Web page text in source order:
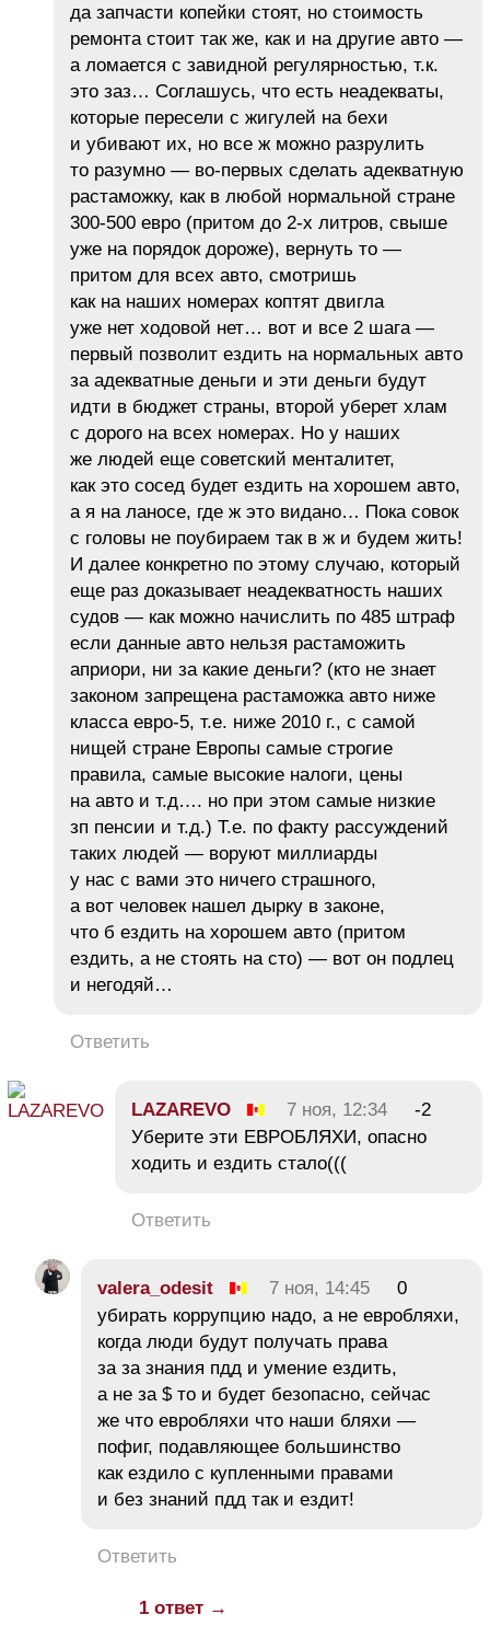
да запчасти копейки стоят, но стоимость
ремонта стоит так же, как и на другие авто —
а ломается с завидной регулярностью, т.к.
это заз… Соглашусь, что есть неадекваты,
которые пересели с жигулей на бехи
и убивают их, но все ж можно разрулить
то разумно — во-первых сделать адекватную
растаможку, как в любой нормальной стране
300-500 евро (притом до 2-х литров, свыше
уже на порядок дороже), вернуть то —
притом для всех авто, смотришь
как на наших номерах коптят двигла
уже нет ходовой нет… вот и все 2 шага —
первый позволит ездить на нормальных авто
за адекватные деньги и эти деньги будут
идти в бюджет страны, второй уберет хлам
с дорого на всех номерах. Но у наших
же людей еще советский менталитет,
как это сосед будет ездить на хорошем авто,
а я на ланосе, где ж это видано… Пока совок
с головы не поубираем так в ж и будем жить!
И далее конкретно по этому случаю, который
еще раз доказывает неадекватность наших
судов — как можно начислить по 485 штраф
если данные авто нельзя растаможить
априори, ни за какие деньги? (кто не знает
законом запрещена растаможка авто ниже
класса евро-5, т.е. ниже 2010 г., с самой
нищей стране Европы самые строгие
правила, самые высокие налоги, цены
на авто и т.д…. но при этом самые низкие
зп пенсии и т.д.) Т.е. по факту рассуждений
таких людей — воруют миллиарды
у нас с вами это ничего страшного,
а вот человек нашел дырку в законе,
что б ездить на хорошем авто (притом
ездить, а не стоять на сто) — вот он подлец
и негодяй…
Ответить
LAZAREVO 7 ноя, 12:34
-2
Уберите эти ЕВРОБЛЯХИ, опасно
ходить и ездить стало(((
Ответить
valera_odesit 7 ноя, 14:45
0
убирать коррупцию надо, а не евробляхи,
когда люди будут получать права
за за знания пдд и умение ездить,
а не за $ то и будет безопасно, сейчас
же что евробляхи что наши бляхи —
пофиг, подавляющее большинство
как ездило с купленными правами
и без знаний пдд так и ездит!
Ответить
1 ответ →